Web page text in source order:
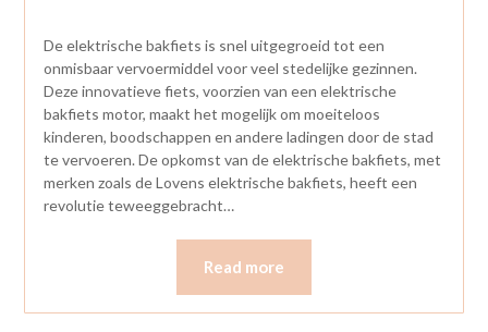
De elektrische bakfiets is snel uitgegroeid tot een
onmisbaar vervoermiddel voor veel stedelijke gezinnen.
Deze innovatieve fiets, voorzien van een elektrische
bakfiets motor, maakt het mogelijk om moeiteloos
kinderen, boodschappen en andere ladingen door de stad
te vervoeren. De opkomst van de elektrische bakfiets, met
merken zoals de Lovens elektrische bakfiets, heeft een
revolutie teweeggebracht…
Read more